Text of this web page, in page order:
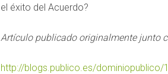
el éxito del Acuerdo?
Artículo publicado originalmente junto
http://blogs.publico.es/